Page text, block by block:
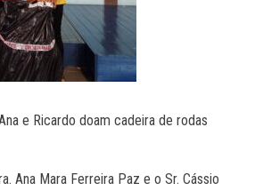
e Ricardo doam cadeira de rodas
Ana Mara Ferreira Paz e o Sr. Cássio